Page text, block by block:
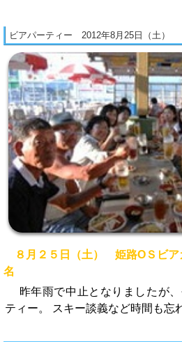
ビアパーティー 2012年8月25日（土）
８月２５日（土） 姫路OＳビア
名
昨年雨で中止となりましたが、
ティー。 スキー談義など時間も忘